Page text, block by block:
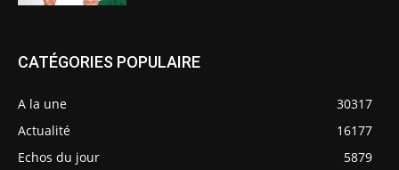
CATÉGORIES POPULAIRE
A la une
30317
Actualité
16177
Echos du jour
5879